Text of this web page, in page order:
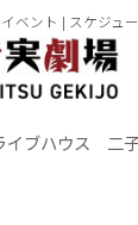
ベント | スケジュ
イブハウス 二